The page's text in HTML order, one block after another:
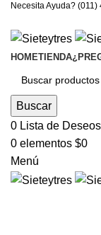
Necesita Ayuda?
HOMETIENDA
Buscar
0 Lista de Deseos
0 elementos $0
Menú